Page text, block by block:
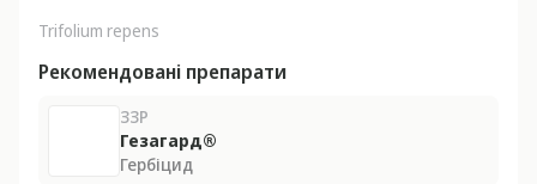
Trifolium repens
Рекомендовані препарати
ЗЗР
Гезагард®
Гербіцид